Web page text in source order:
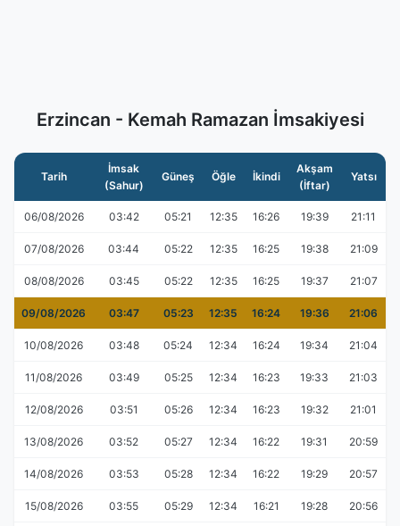
Erzincan - Kemah Ramazan İmsakiyesi
Tarih
İmsak
(Sahur)
Güneş Öğle İkindi
Akşam
(İftar)
Yatsı
06/08/2026 03:42 05:21 12:35 16:26 19:39 21:11
07/08/2026 03:44 05:22 12:35 16:25 19:38 21:09
08/08/2026 03:45 05:22 12:35 16:25 19:37 21:07
09/08/2026 03:47 05:23 12:35 16:24 19:36 21:06
10/08/2026 03:48 05:24 12:34 16:24 19:34 21:04
11/08/2026 03:49 05:25 12:34 16:23 19:33 21:03
12/08/2026 03:51 05:26 12:34 16:23 19:32 21:01
13/08/2026 03:52 05:27 12:34 16:22 19:31 20:59
14/08/2026 03:53 05:28 12:34 16:22 19:29 20:57
15/08/2026 03:55 05:29 12:34 16:21 19:28 20:56